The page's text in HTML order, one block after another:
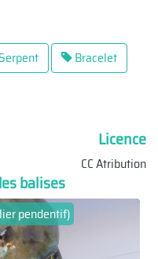
Bracelet
Licence
CC Atribution
balises
pendentif)